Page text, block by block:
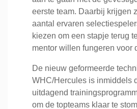
eerste team. Daarbij krijgen
aantal ervaren
kiezen om een stapje terug
mentor willen fungeren voor
De nieuw geformeerde
WHC/Hercules is inmiddels
uitdagend
om de topteams klaar te